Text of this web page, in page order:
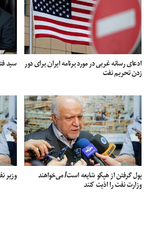
ادعای رسانه غربی در مورد برنامه ایران برای دور
زدن تحریم نفت
سید
پول گرفتن از هپکو شایعه است/ می‌خواهند
وزارت نفت را اذیت کنند
وزیر